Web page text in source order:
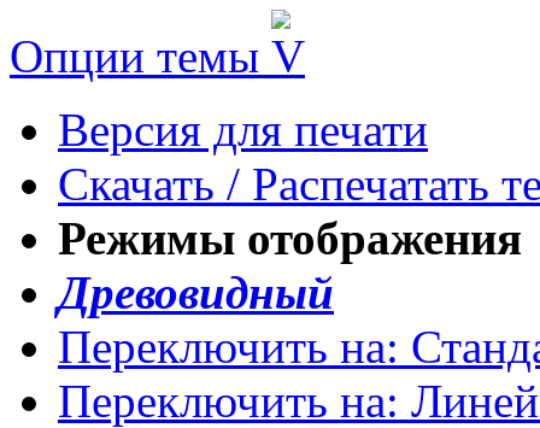
Опции темы
Версия для печати
Скачать / Распечатать
Режимы отображения
Древовидный
Переключить на:
Переключить на: